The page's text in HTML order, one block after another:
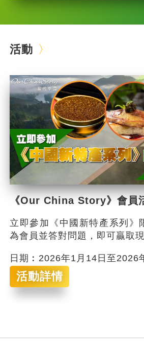
活動
《Our China Story》會員
立即參加《中國新特產系列》
為會員並答對問題，即可贏取
日期︰2026年1月14日至2026
活動詳情